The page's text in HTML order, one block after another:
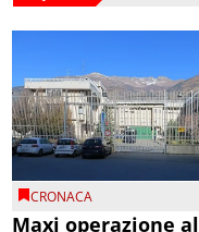
CRONACA
Maxi operazione al